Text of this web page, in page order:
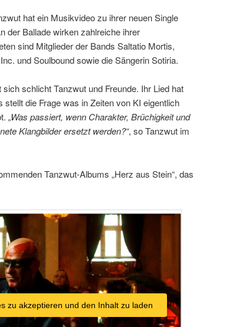
hat ein Musikvideo zu ihrer neuen Single
der Ballade wirken zahlreiche ihrer
sind Mitglieder der Bands Saltatio Mortis,
und Soulbound sowie die Sängerin Sotiria.
schlicht Tanzwut und Freunde. Ihr Lied hat
die Frage was in Zeiten von KI eigentlich
„Was passiert, wenn Charakter, Brüchigkeit und
Klangbilder ersetzt werden?“, so Tanzwut im
Tanzwut-Albums „Herz aus Stein“, das
zu akzeptieren und den Inhalt zu laden